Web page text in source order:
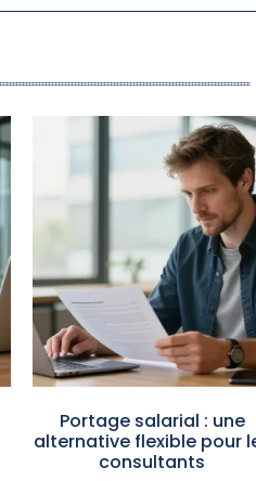
Portage salarial : une
alternative flexible pour
consultants